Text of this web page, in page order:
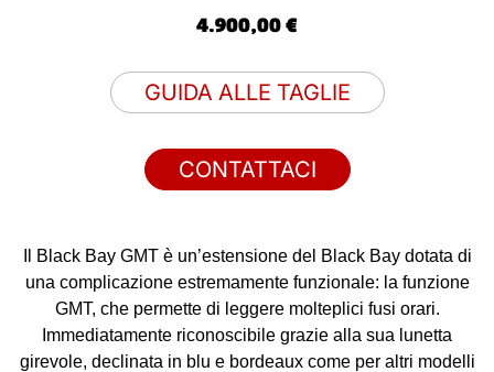
4.900,00 €
GUIDA ALLE TAGLIE
CONTATTACI
Il Black Bay GMT è un’estensione del Black Bay dotata di
una complicazione estremamente funzionale: la funzione
GMT, che permette di leggere molteplici fusi orari.
Immediatamente riconoscibile grazie alla sua lunetta
girevole, declinata in blu e bordeaux come per altri modelli